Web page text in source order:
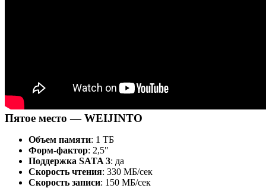
Пятое место — WEIJINTO
Объем памяти: 1 ТБ
Форм-фактор: 2,5"
Поддержка SATA 3: да
Скорость чтения: 330 МБ/сек
Скорость записи: 150 МБ/сек